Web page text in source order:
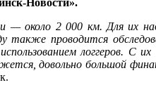
— около 2 000 км. Для их
проводится
логгеров. С
довольно большой